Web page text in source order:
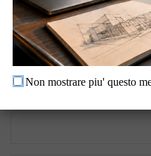
Si comunica che a partire
la presentazione delle
attivata la procedura
piattaforma MUTA, ai
33/2015, artt. 2 e 3.
Non mostrare piu' questo